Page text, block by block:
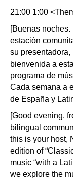
21:00 1:00
[Buenas
estación
su
bienvenida a
programa de
Cada semana a
de España y
[Good evening.
bilingual
this is your host,
edition of
music “with a
we explore the